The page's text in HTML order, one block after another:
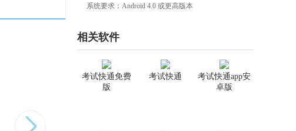
系统要求：Android 4.0 或更高版本
相关软件
考试快通app安
卓版
考试快通
考试快通免费
版